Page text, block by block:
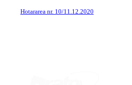
Hotararea nr. 10/11.12.2020